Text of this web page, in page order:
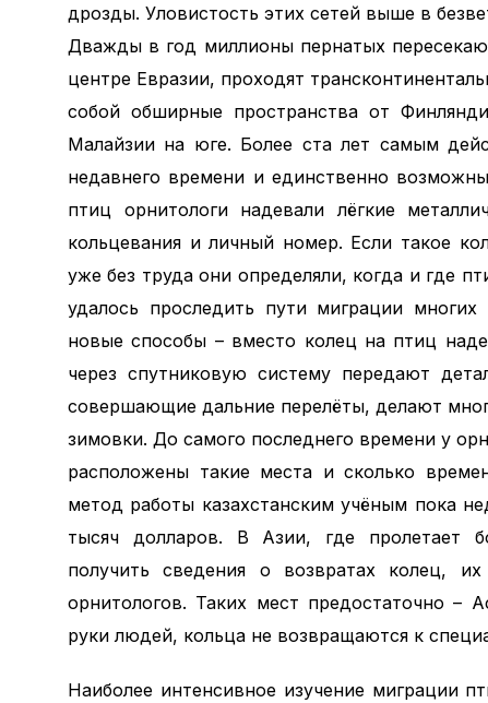
дрозды. Уловистость этих сетей выше в
Дважды в год миллионы пернатых
центре Евразии, проходят
собой обширные пространства от
Малайзии на юге. Более ста лет самым
недавнего времени и единственно
птиц орнитологи надевали лёгкие
кольцевания и личный номер. Если такое
уже без труда они определяли, когда и где
удалось проследить пути миграции
новые способы – вместо колец на птиц
через спутниковую систему передают
совершающие дальние перелёты, делают
зимовки. До самого последнего времени у
расположены такие места и сколько
метод работы казахстанским учёным пока
тысяч долларов. В Азии, где пролетает
получить сведения о возвратах колец,
орнитологов. Таких мест предостаточно –
руки людей, кольца не возвращаются к
Наиболее интенсивное изучение миграции